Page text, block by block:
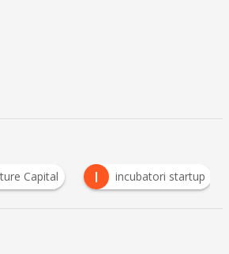
I incubatori startup S Sky